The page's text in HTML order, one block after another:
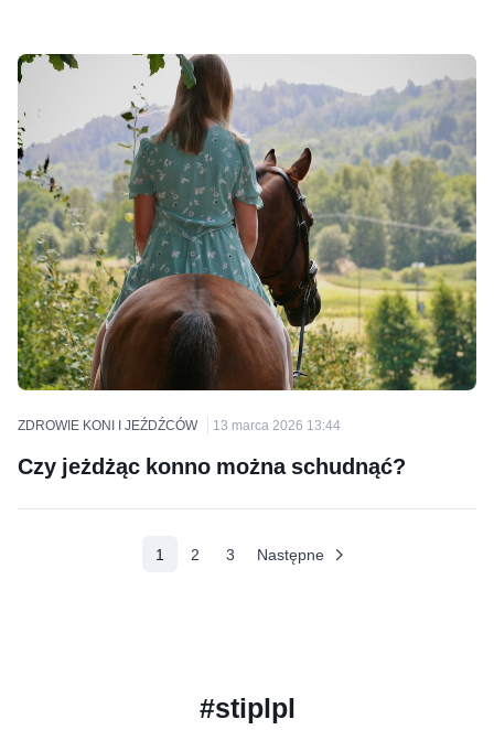
ZDROWIE KONI I JEŹDŹCÓW 13 marca 2026 13:44
Czy jeżdżąc konno można schudnąć?
1 (aktualne)
2 3 Następne
#stiplpl